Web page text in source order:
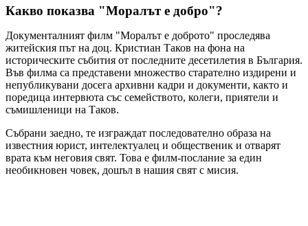
Какво показва "Моралът е добро"?
Документалният филм "Моралът е доброто" проследява
житейския път на доц. Кристиан Таков на фона на
историческите събития от последните десетилетия в България.
Във филма са представени множество старателно издирени и
непубликувани досега архивни кадри и документи, както и
поредица интервюта със семейството, колеги, приятели и
съмишленици на Таков.
Събрани заедно, те изграждат последователно образа на
известния юрист, интелектуалец и общественик и отварят
врата към неговия свят. Това е филм-послание за един
необикновен човек, дошъл в нашия свят с мисия.